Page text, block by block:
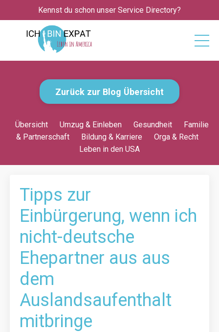
Kennst du schon unser Service Directory?
Zurück zur Blog Übersicht
Übersicht Umzug & Einleben Gesundheit
Familie
& Partnerschaft
Bildung & Karriere
Orga & Recht
Leben in den USA
Tipps zur
Einbürgerung, wenn ich
nicht-deutsche
Ehepartner aus aus
dem
Auslandsaufenthalt
mitbringe